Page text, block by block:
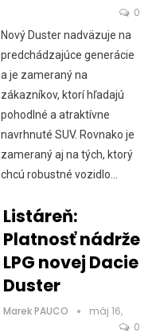
0
Nový Duster nadväzuje na
predchádzajúce generácie
a je zameraný na
zákazníkov, ktorí hľadajú
pohodlné a atraktívne
navrhnuté SUV. Rovnako je
zameraný aj na tých, ktorý
chcú robustné vozidlo…
Listáreň:
Platnosť nádrže
LPG novej Dacie
Duster
Marek PAUCO
máj 16,
0